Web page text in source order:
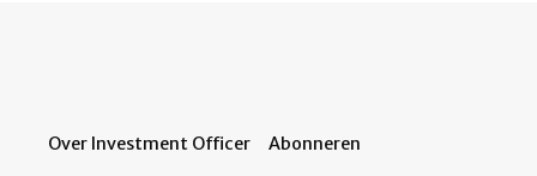
Over Investment Officer Abonneren